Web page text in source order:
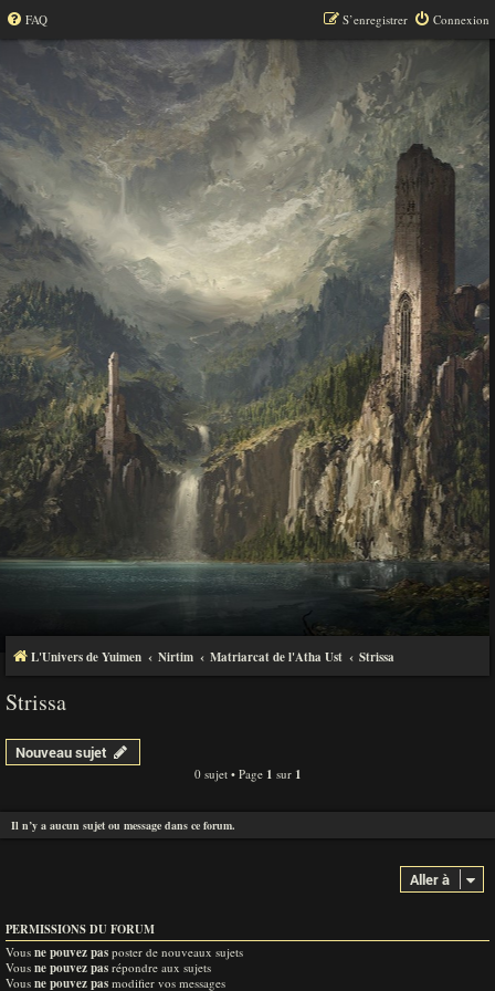
FAQ Connexion
S’enregistrer
L'Univers de Yuimen Nirtim Matriarcat de l'Atha Ust Strissa
Strissa
Nouveau sujet
0 sujet • Page 1 sur 1
Il n’y a aucun sujet ou message dans ce forum.
Aller à
PERMISSIONS DU FORUM
Vous ne pouvez pas poster de nouveaux sujets
Vous ne pouvez pas répondre aux sujets
Vous ne pouvez pas modifier vos messages